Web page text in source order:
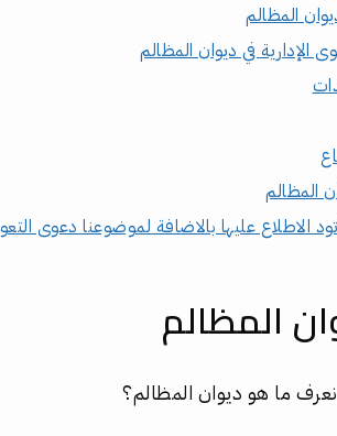
المظالم
الإدارية في ديوان المظالم
المظالم
الاطلاع عليها بالاضافة لموضوعنا دعوى
المظالم
نعرف ما هو ديوان المظالم؟